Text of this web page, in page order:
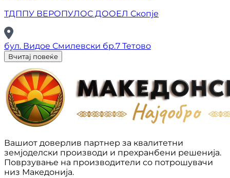
ТДППУ ВЕРОПУЛОС ДООЕЛ Скопје
бул. Видое Смилевски бр.7 Тетово
Вчитај повеќе
Вашиот доверлив партнер за квалитетни
земјоделски производи и прехранбени решенија.
Поврзување на производители со потрошувачи
низ Македонија.